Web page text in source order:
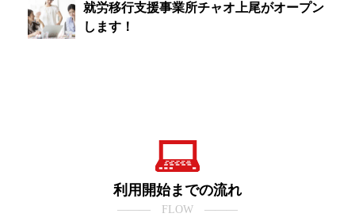
就労移行支援事業所チャオ上尾がオープン
します！
利用開始までの流れ
――― FLOW ―――